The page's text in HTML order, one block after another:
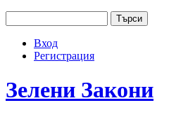
User menu
Вход
Регистрация
Зелени Закони